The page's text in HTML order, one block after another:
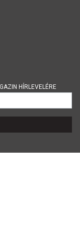
HÍRLEVELÉRE